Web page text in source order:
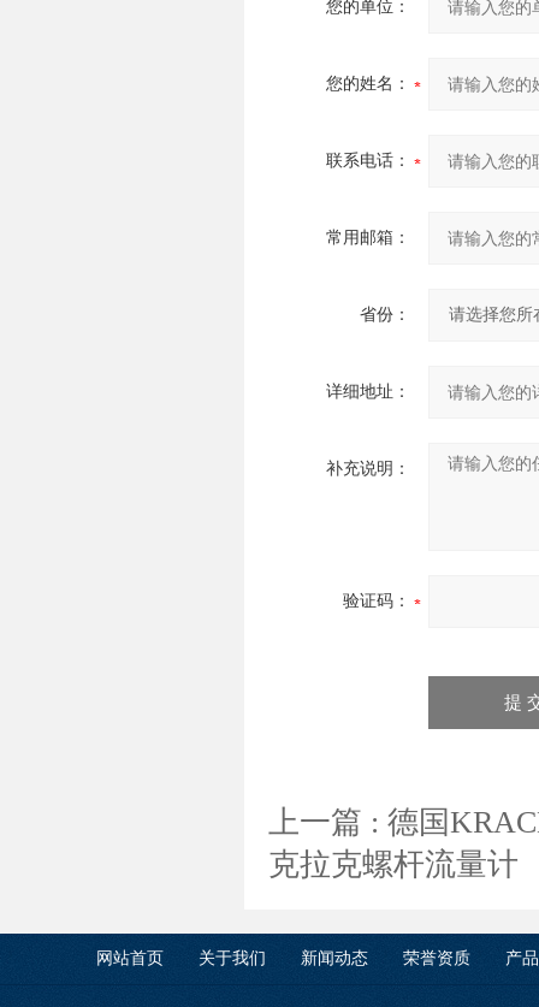
您的单位：
您的姓名：
联系电话：
常用邮箱：
省份：
详细地址：
补充说明：
验证码：
上一篇 : 德国
克拉克螺杆流量计
网站首页 关于我们 新闻动态 荣誉资质 产